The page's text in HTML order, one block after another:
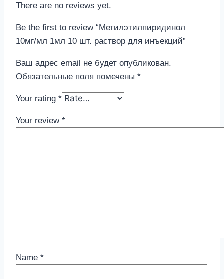
There are no reviews yet.
Be the first to review “Метилэтилпиридинол
10мг/мл 1мл 10 шт. раствор для инъекций”
Ваш адрес email не будет опубликован.
Обязательные поля помечены *
Your rating *
Your review *
Name *